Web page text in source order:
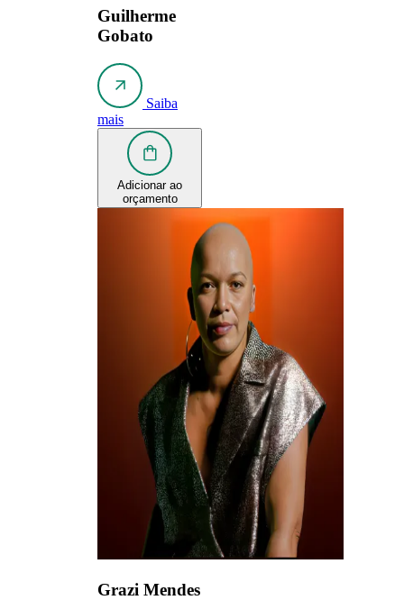
Guilherme
Gobato
Saiba
mais
Adicionar ao
orçamento
Grazi Mendes